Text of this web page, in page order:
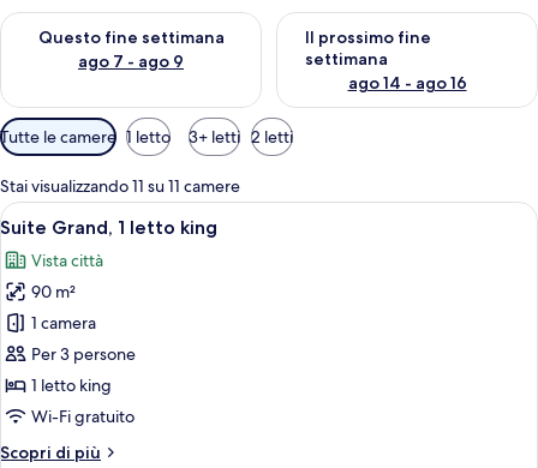
Questo fine settimana
ago 7 - ago 9
Verifica la disponibilità per questo fine settimana, ago 7 - ago
Il prossimo fine
settimana
ago 14 - ago 16
Verifica la disponibilità per il
Filtri
disponibili
per
le
camere
Tutte le camere 1 letto 3+ letti 2 letti
Stai visualizzando 11 su 11 camere
Apri
tutte
le
foto
per
Suite
Grand,
1
Una camera d'albergo moderna
10
Suite Grand, 1 letto king
Vista città
90 m²
1 camera
Per 3 persone
1 letto king
Wi-Fi gratuito
Scopri di più
Altri